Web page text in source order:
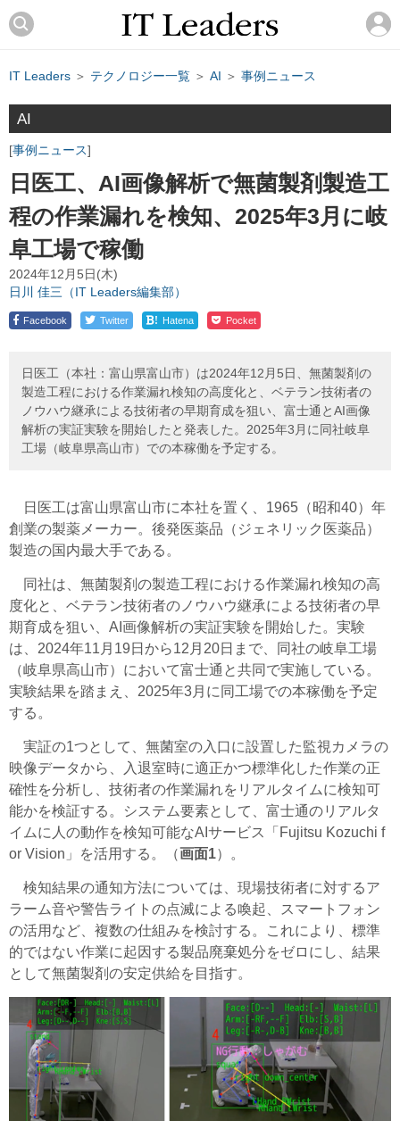
IT Leaders ＞ テクノロジー一覧 ＞ AI ＞ 事例ニュース
AI
事例ニュース
日医工、AI画像解析で無菌製剤製造工
程の作業漏れを検知、2025年3月に岐
阜工場で稼働
2024年12月5日(木)
日川 佳三（IT Leaders編集部）
Facebook Twitter ! Hatena Pocket
日医工（本社：富山県富山市）は2024年12月5日、無菌製剤の
製造工程における作業漏れ検知の高度化と、ベテラン技術者の
ノウハウ継承による技術者の早期育成を狙い、富士通とAI画像
解析の実証実験を開始したと発表した。2025年3月に同社岐阜
工場（岐阜県高山市）での本稼働を予定する。
日医工は富山県富山市に本社を置く、1965（昭和40）年
創業の製薬メーカー。後発医薬品（ジェネリック医薬品）
製造の国内最大手である。
同社は、無菌製剤の製造工程における作業漏れ検知の高
度化と、ベテラン技術者のノウハウ継承による技術者の早
期育成を狙い、AI画像解析の実証実験を開始した。実験
は、2024年11月19日から12月20日まで、同社の岐阜工場
（岐阜県高山市）において富士通と共同で実施している。
実験結果を踏まえ、2025年3月に同工場での本稼働を予定
する。
実証の1つとして、無菌室の入口に設置した監視カメラの
映像データから、入退室時に適正かつ標準化した作業の正
確性を分析し、技術者の作業漏れをリアルタイムに検知可
能かを検証する。システム要素として、富士通のリアルタ
イムに人の動作を検知可能なAIサービス「Fujitsu Kozuchi f
or Vision」を活用する。（画面1）。
検知結果の通知方法については、現場技術者に対するア
ラーム音や警告ライトの点滅による喚起、スマートフォン
の活用など、複数の仕組みを検討する。これにより、標準
的ではない作業に起因する製品廃棄処分をゼロにし、結果
として無菌製剤の安定供給を目指す。